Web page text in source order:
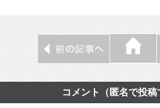
コメント（匿名で投稿